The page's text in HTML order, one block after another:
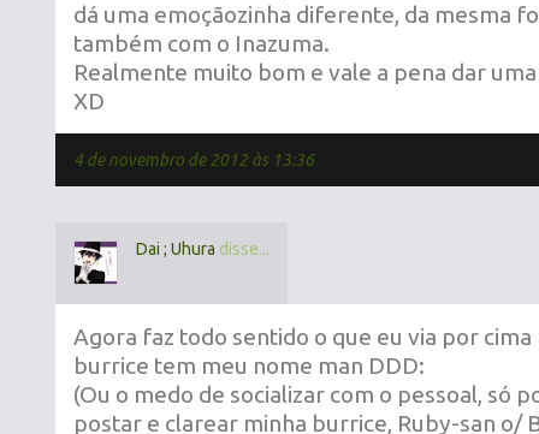
dá uma emoçãozinha diferente, da mesma
também com o Inazuma.
Realmente muito bom e vale a pena dar
XD
4 de novembro de 2012 às 13:36
Dai ; Uhura disse...
Agora faz todo sentido o que eu via por cima
burrice tem meu nome man DDD:
(Ou o medo de socializar com o pessoal, só
postar e clarear minha burrice, Ruby-san o/